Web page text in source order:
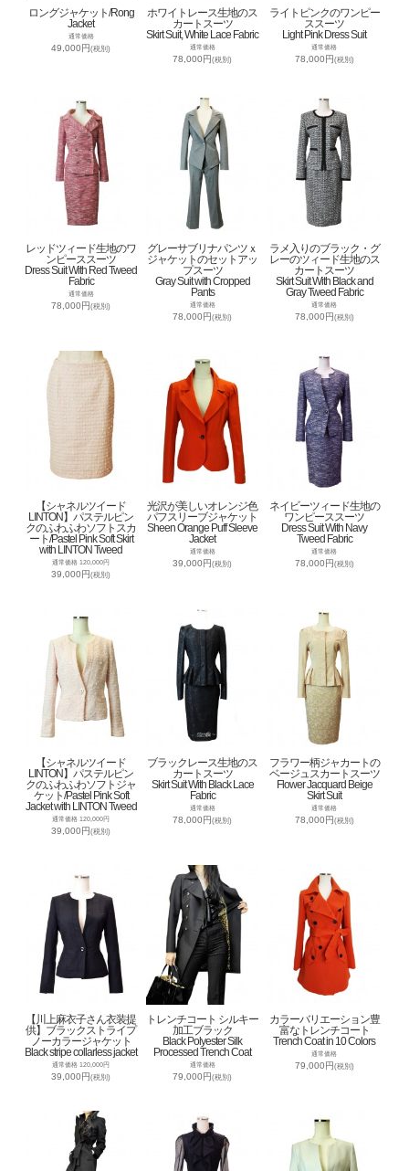
ロングジャケット/Rong
Jacket
通常価格
49,000円(税別)
ホワイトレース生地のス
カートスーツ
Skirt Suit, White Lace Fabric
通常価格
78,000円(税別)
ライトピンクのワンピー
ススーツ
Light Pink Dress Suit
通常価格
78,000円 (税別)
レッドツィード生地のワ
ンピーススーツ
Dress Suit With Red Tweed
Fabric
通常価格
78,000円(税別)
グレーサブリナパンツｘ
ジャケットのセットアッ
プスーツ
Gray Suit with Cropped
Pants
通常価格
78,000円(税別)
ラメ入りのブラック・グ
レーのツィード生地のス
カートスーツ
Skirt Suit With Black and
Gray Tweed Fabric
通常価格
78,000円(税別)
【シャネルツイード
LINTON】パステルピン
クのふわふわソフトスカ
ート/Pastel Pink Soft Skirt
with LINTON Tweed
通常価格 120,000円
39,000円(税別)
光沢が美しいオレンジ色
パフスリーブジャケット
Sheen Orange Puff Sleeve
Jacket
通常価格
39,000円(税別)
ネイビーツィード生地の
ワンピーススーツ
Dress Suit With Navy
Tweed Fabric
通常価格
78,000円(税別)
【シャネルツイード
LINTON】パステルピン
クのふわふわソフトジャ
ケット/Pastel Pink Soft
Jacket with LINTON Tweed
通常価格 120,000円
39,000円(税別)
ブラックレース生地のス
カートスーツ
Skirt Suit With Black Lace
Fabric
通常価格
78,000円(税別)
フラワー柄ジャカートの
ベージュスカートスーツ
Flower Jacquard Beige
Skirt Suit
通常価格
78,000円(税別)
【川上麻衣子さん衣装提
供】ブラックストライプ
ノーカラージャケット
Black stripe collarless jacket
通常価格 120,000円
39,000円(税別)
トレンチコート シルキー
加工ブラック
Black Polyester Silk
Processed Trench Coat
通常価格
79,000円(税別)
カラーバリエーション豊
富なトレンチコート
Trench Coat in 10 Colors
通常価格
79,000円 (税別)